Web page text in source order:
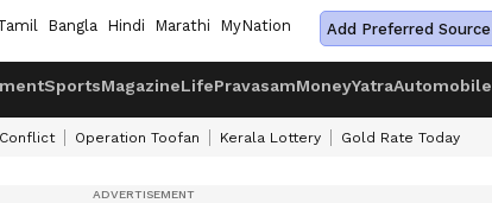
Bangla Hindi Marathi MyNation Add Preferred Source
SportsMagazineLifePravasamMoneyYatraAutomobile
Operation Toofan Kerala Lottery Gold Rate Today